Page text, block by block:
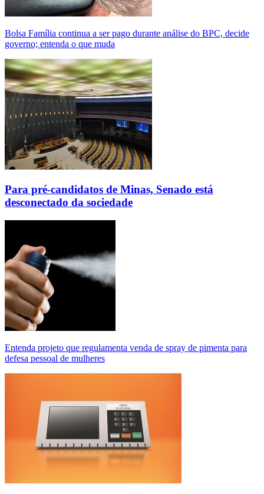
Bolsa Família continua a ser pago durante análise do BPC, decide
governo; entenda o que muda
Para pré-candidatos de Minas, Senado está
desconectado da sociedade
Entenda projeto que regulamenta venda de spray de pimenta para
defesa pessoal de mulheres